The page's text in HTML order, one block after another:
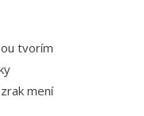
tvorím
mení